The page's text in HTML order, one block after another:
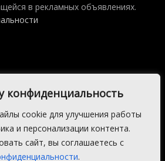
cookie для улучшения работы
и персонализации контента.
сайт, вы соглашаетесь с
.
в рекламных объявлениях.
газеты Сосновская Нива
Петрович Попов, 1988 — 2026.